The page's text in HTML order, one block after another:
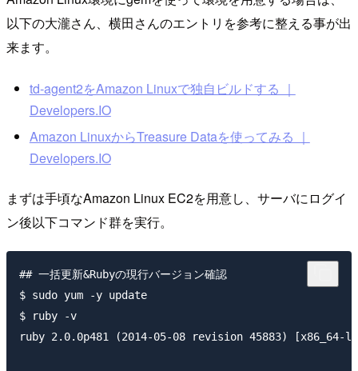
以下の大瀧さん、横田さんのエントリを参考に整える事が出
来ます。
td-agent2をAmazon Linuxで独自ビルドする ｜
Developers.IO
Amazon LinuxからTreasure Dataを使ってみる ｜
Developers.IO
まずは手頃なAmazon Linux EC2を用意し、サーバにログイ
ン後以下コマンド群を実行。
## 一括更新&Rubyの現行バージョン確認
$ sudo yum -y update
$ ruby -v
ruby 2.0.0p481 (2014-05-08 revision 45883) [x86_64-